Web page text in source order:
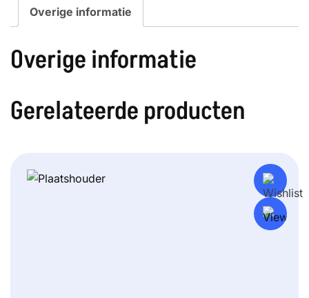
Overige informatie
Overige informatie
Gerelateerde producten